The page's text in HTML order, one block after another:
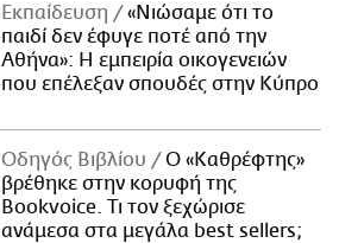
Εκπαίδευση
«Νιώσαμε ότι το
παιδί δεν έφυγε ποτέ από την
Αθήνα»: Η εμπειρία οικογενειών
που επέλεξαν σπουδές στην Κύπρο
Οδηγός Βιβλίου
Ο «Καθρέφτης»
βρέθηκε στην κορυφή της
Bookvoice. Τι τον ξεχώρισε
ανάμεσα στα μεγάλα best sellers;